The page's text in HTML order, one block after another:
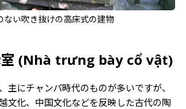
ない吹き抜けの高床式の建物
室 (Nhà trưng bày cổ vật)
主にチャンパ時代のものが多いですが、
文化、中国文化などを反映した古代の陶